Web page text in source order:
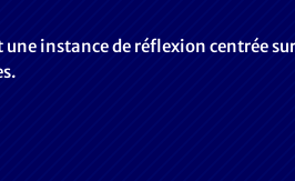
instance de réflexion centrée